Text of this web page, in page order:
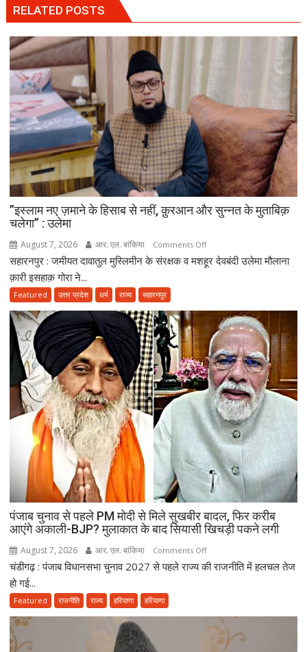
RELATED POSTS
”इस्लाम नए ज़माने के हिसाब से नहीं, क़ुरआन और सुन्नत के मुताबिक़
चलेगा” : उलेमा
August 7, 2026 आर. एल. बांकिया Comments Offon
”इस्लाम
हिसाब
से
नहीं,
क़ुरआन
और
सुन्नत
के
मुताबिक़
चलेगा”
:
उलेमा
सहारनपुर : जमीयत दावातुल मुस्लिमीन के संरक्षक व मशहूर देवबंदी उलेमा मौलाना
क़ारी इसहाक़ गोरा ने...
Featured उत्तर प्रदेश धर्म राज्य सहारनपुर
पंजाब चुनाव से पहले PM मोदी से मिले सुखबीर बादल, फिर करीब
आएंगे अकाली-BJP? मुलाकात के बाद सियासी खिचड़ी पकने लगी
August 7, 2026 आर. एल. बांकिया Comments Offon
पंजाब
PM
चंडीगढ़ : पंजाब विधानसभा चुनाव 2027 से पहले राज्य की राजनीति में हलचल तेज
हो गई...
Featured राजनीति राज्य हरियाणा हरियाणा